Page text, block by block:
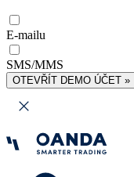
E-mailu
SMS/MMS
OTEVŘÍT DEMO ÚČET »